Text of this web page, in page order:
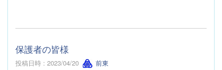
保護者の皆様
投稿日時 : 2023/04/20 前東